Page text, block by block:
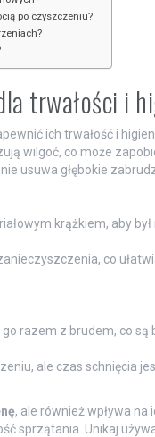
po czyszczeniu?
trwałości i
ich trwałość i
wilgoć, co może
usuwa głębokie
krążkiem, aby
co
razem z brudem, co
ale czas schnięcia
, ale również wpływa na
sprzątania. Unikaj